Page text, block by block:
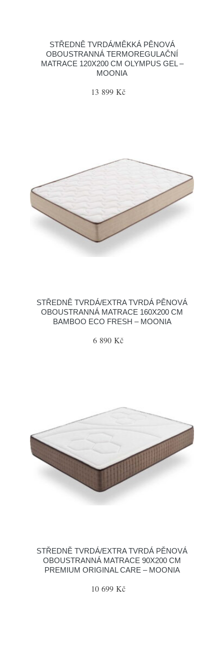
STŘEDNĚ TVRDÁ/MĚKKÁ PĚNOVÁ
OBOUSTRANNÁ TERMOREGULAČNÍ
MATRACE 120X200 CM OLYMPUS GEL –
MOONIA
13 899 Kč
STŘEDNĚ TVRDÁ/EXTRA TVRDÁ PĚNOVÁ
OBOUSTRANNÁ MATRACE 160X200 CM
BAMBOO ECO FRESH – MOONIA
6 890 Kč
STŘEDNĚ TVRDÁ/EXTRA TVRDÁ PĚNOVÁ
OBOUSTRANNÁ MATRACE 90X200 CM
PREMIUM ORIGINAL CARE – MOONIA
10 699 Kč